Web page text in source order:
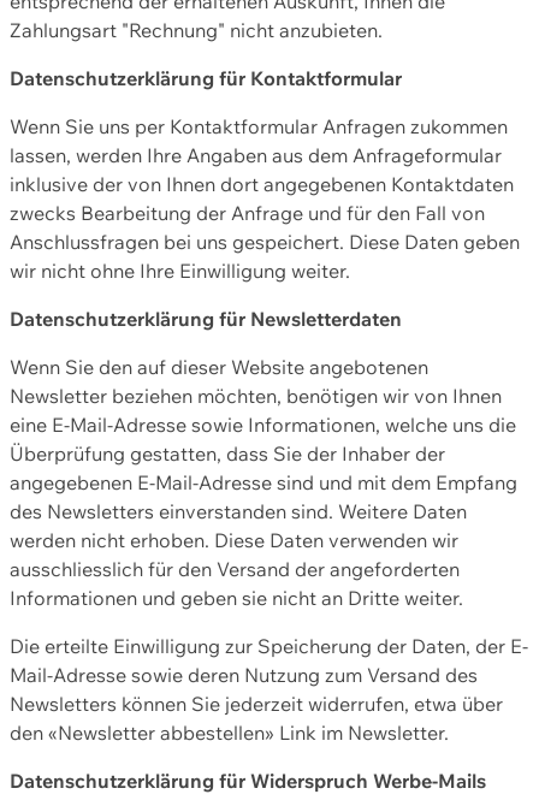
Zahlungsart "Rechnung" nicht anzubieten.
Datenschutzerklärung für Kontaktformular
Wenn Sie uns per Kontaktformular Anfragen zukommen
lassen, werden Ihre Angaben aus dem Anfrageformular
inklusive der von Ihnen dort angegebenen Kontaktdaten
zwecks Bearbeitung der Anfrage und für den Fall von
Anschlussfragen bei uns gespeichert. Diese Daten geben
wir nicht ohne Ihre Einwilligung weiter.
Datenschutzerklärung für Newsletterdaten
Wenn Sie den auf dieser Website angebotenen
Newsletter beziehen möchten, benötigen wir von Ihnen
eine E-Mail-Adresse sowie Informationen, welche uns die
Überprüfung gestatten, dass Sie der Inhaber der
angegebenen E-Mail-Adresse sind und mit dem Empfang
des Newsletters einverstanden sind. Weitere Daten
werden nicht erhoben. Diese Daten verwenden wir
ausschliesslich für den Versand der angeforderten
Informationen und geben sie nicht an Dritte weiter.
Die erteilte Einwilligung zur Speicherung der Daten, der E-
Mail-Adresse sowie deren Nutzung zum Versand des
Newsletters können Sie jederzeit widerrufen, etwa über
den «Newsletter abbestellen» Link im Newsletter.
Datenschutzerklärung für Widerspruch Werbe-Mails